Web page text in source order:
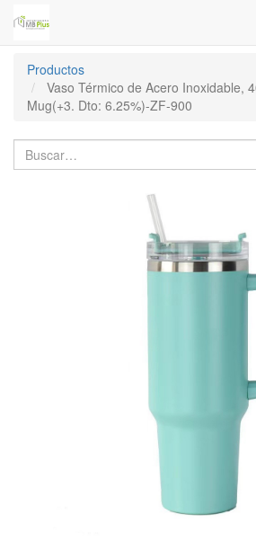
Productos
Vaso Térmico de Acero Inoxidable,
Mug(+3. Dto: 6.25%)-ZF-900